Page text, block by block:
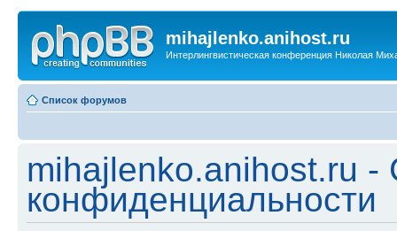
mihajlenko.anihost.ru
Интерлингвистическая конференция Николая
Список форумов
mihajlenko.anihost.ru -
конфиденциальности